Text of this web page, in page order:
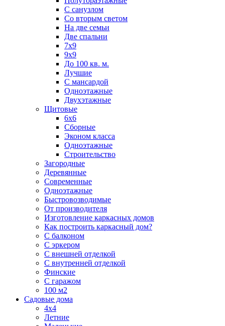
С санузлом
Со вторым светом
На две семьи
Две спальни
7х9
9х9
До 100 кв. м.
Лучшие
С мансардой
Одноэтажные
Двухэтажные
Щитовые
6х6
Сборные
Эконом класса
Одноэтажные
Строительство
Загородные
Деревянные
Современные
Одноэтажные
Быстровозводимые
От производителя
Изготовление каркасных домов
Как построить каркасный дом?
С балконом
С эркером
С внешней отделкой
С внутренней отделкой
Финские
С гаражом
100 м2
Садовые дома
4х4
Летние